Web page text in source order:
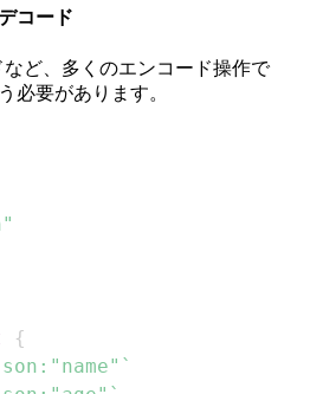
コード
など、多くのエンコード操作で
必要があります。
{